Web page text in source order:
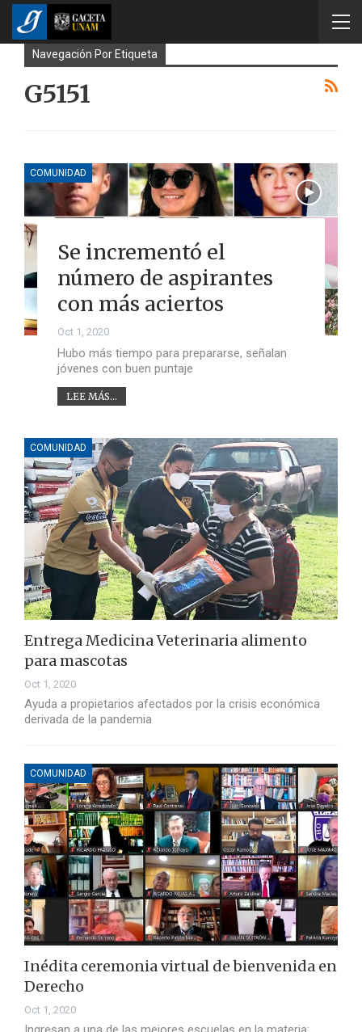
Navegación Por Etiqueta
G5151
COMUNIDAD
Se incrementó el
número de aspirantes
con más aciertos
Oct 1, 2020
Hubo más tiempo para prepararse, señalan
jóvenes con buen puntaje
LEE MÁS...
COMUNIDAD
Entrega Medicina Veterinaria alimento
para mascotas
Oct 1, 2020
Ayuda a propietarios afectados por la crisis económica
derivada de la pandemia
COMUNIDAD
Inédita ceremonia virtual de bienvenida en
Derecho
Oct 1, 2020